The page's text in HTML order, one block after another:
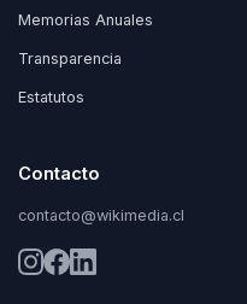
Memorias Anuales
Transparencia
Estatutos
Contacto
contacto@wikimedia.cl